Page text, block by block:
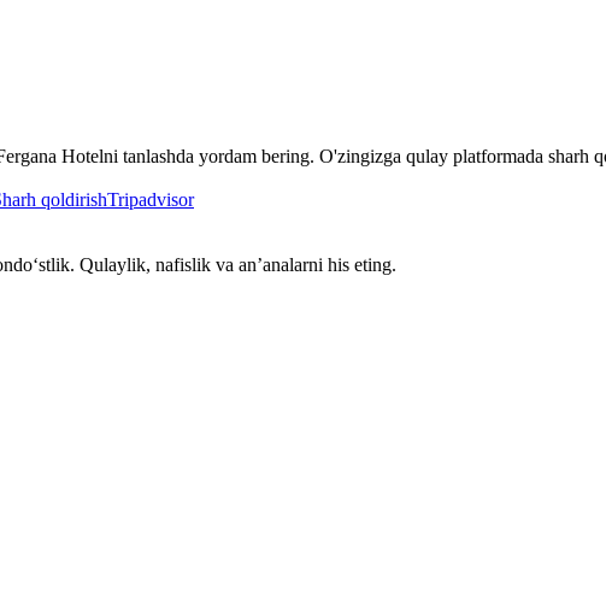
Hotelni tanlashda yordam bering. O'zingizga qulay platformada sharh
qoldirishTripadvisor
Qulaylik, nafislik va an’analarni his eting.